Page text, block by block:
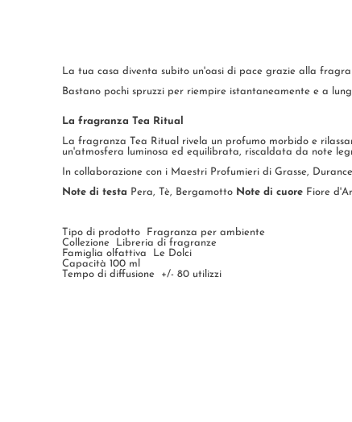
La tua casa diventa subito un'oasi di pace grazie alla
Bastano pochi spruzzi per riempire istantaneamente e a
La fragranza Tea Ritual
La fragranza Tea Ritual rivela un profumo morbido e
un'atmosfera luminosa ed equilibrata, riscaldata da note
In collaborazione con i Maestri Profumieri di Grasse,
Note di testa Pera, Tè, Bergamotto Note di cuore Fiore
Tipo di prodotto Fragranza per ambiente
Collezione Libreria di fragranze
Famiglia olfattiva Le Dolci
Capacità 100 ml
Tempo di diffusione +/- 80 utilizzi